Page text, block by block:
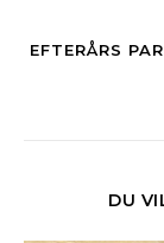
EFTERÅRS
DU